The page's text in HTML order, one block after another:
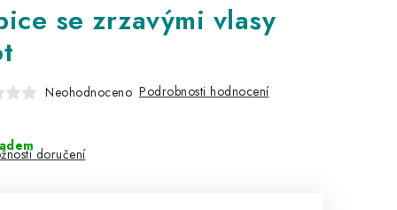
se zrzavými vlasy
Neohodnoceno Podrobnosti hodnocení
doručení